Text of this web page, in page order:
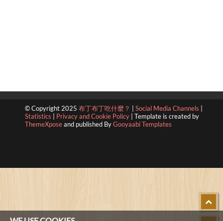
© Copyright 2025 布丁布丁吃什麼？ Social Media Channels
Statistics
Privacy and Cookie Policy
Template is created by
ThemeXposeand published ByGooyaabi Templates